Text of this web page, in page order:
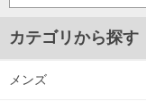
カテゴリから探す
メンズ